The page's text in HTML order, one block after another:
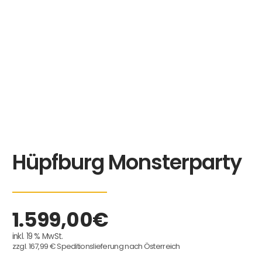
Hüpfburg Monsterparty
1.599,00€
inkl. 19 % MwSt.
zzgl. 167,99 € Speditionslieferung nach Österreich